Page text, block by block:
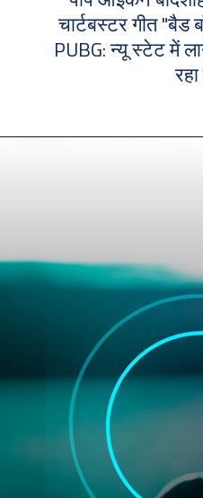
चार्टबस्टर गीत "बैड
PUBG: न्यू स्टेट में